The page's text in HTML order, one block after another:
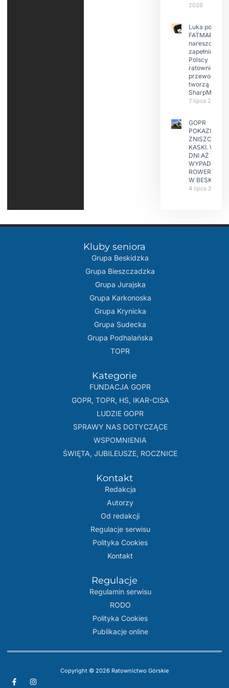
2026
Luka po
FATMAP-ie
nareszcie
zapełniona?
Polscy
ratownicy i
przewodnicy
tworzą
SharpMap
7 lipca 2026
GOPR
POKAZUJE
ZNISZCZONE
KASKI. W
DNI AŻ 15
WYPADKÓW
W
4 lipca 2026
Kluby seniora
Grupa Beskidzka​
Grupa Bieszczadzka
Grupa Jurajska
Grupa Karkonoska
Grupa Krynicka
Grupa Sudecka
Grupa Podhalańska
TOPR
Kategorie
FUNDACJA GOPR
GOPR, TOPR, HS, IKAR-CISA
LUDZIE GOPR
SPRAWY NAS DOTYCZĄCE
WSPOMNIENIA
ŚWIĘTA, JUBILEUSZE, ROCZNICE
Kontakt
Redakcja
Autorzy
Od redakcji
Regulacje serwisu
Polityka Cookies
Kontakt
Regulacje
Regulamin serwisu
RODO
Polityka Cookies
Publikacje online
Copyright © 2026 Ratownictwo Górskie